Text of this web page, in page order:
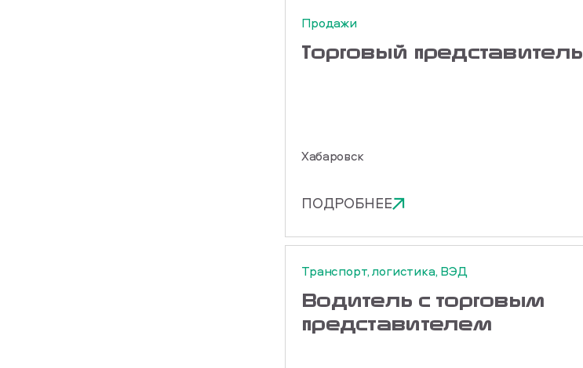
Продажи
Торговый представитель
Хабаровск
ПОДРОБНЕЕ
Транспорт, логистика, ВЭД
Водитель с торговым
представителем